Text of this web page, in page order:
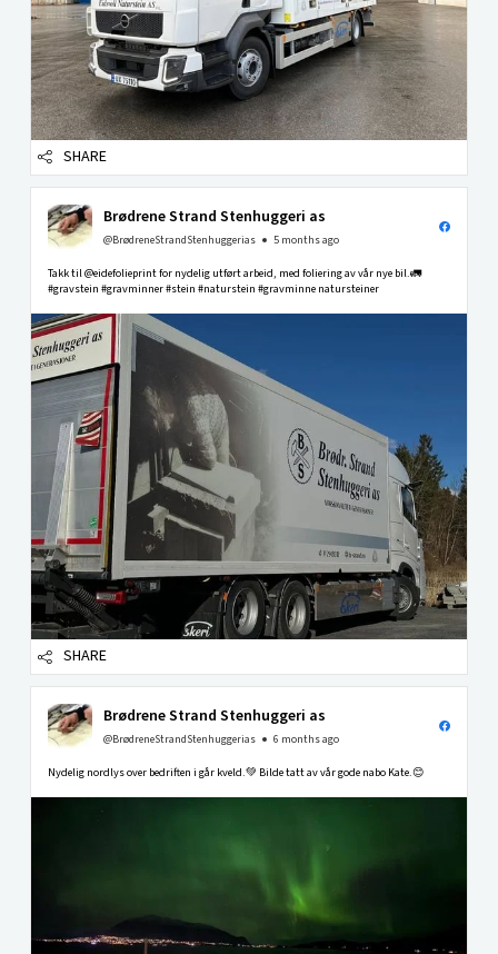
SHARE
Brødrene Strand Stenhuggeri as
@BrødreneStrandStenhuggerias 5 months ago
Takk til @eidefolieprint for nydelig utført arbeid, med foliering av vår nye bil.🚛
#gravstein #gravminner #stein #naturstein #gravminne natursteiner
SHARE
Brødrene Strand Stenhuggeri as
@BrødreneStrandStenhuggerias 6 months ago
Nydelig nordlys over bedriften i går kveld.💚 Bilde tatt av vår gode nabo Kate.😊